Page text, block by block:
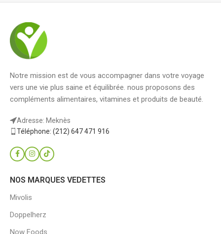
Notre mission est de vous accompagner dans votre voyage
vers une vie plus saine et équilibrée. nous proposons des
compléments alimentaires, vitamines et produits de beauté.
Adresse: Meknès
Téléphone: (212) 647 471 916
NOS MARQUES VEDETTES
Mivolis
Doppelherz
Now Foods